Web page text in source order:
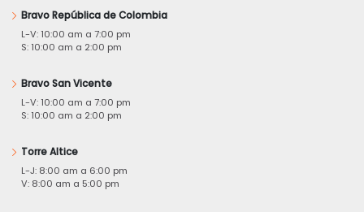
Bravo República de Colombia
L-V: 10:00 am a 7:00 pm
S: 10:00 am a 2:00 pm
Bravo San Vicente
L-V: 10:00 am a 7:00 pm
S: 10:00 am a 2:00 pm
Torre Altice
L-J: 8:00 am a 6:00 pm
V: 8:00 am a 5:00 pm